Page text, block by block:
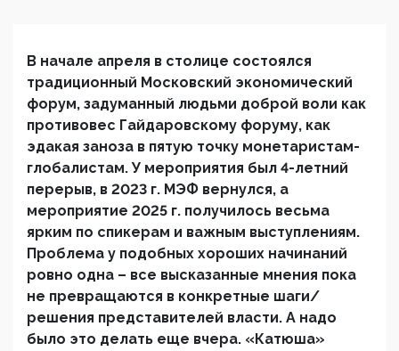
В начале апреля в столице состоялся
традиционный Московский экономический
форум, задуманный людьми доброй воли как
противовес Гайдаровскому форуму, как
эдакая заноза в пятую точку монетаристам-
глобалистам. У мероприятия был 4-летний
перерыв, в 2023 г. МЭФ вернулся, а
мероприятие 2025 г. получилось весьма
ярким по спикерам и важным выступлениям.
Проблема у подобных хороших начинаний
ровно одна – все высказанные мнения пока
не превращаются в конкретные шаги/
решения представителей власти. А надо
было это делать еще вчера. «Катюша»